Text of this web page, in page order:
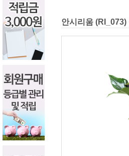
안시리움